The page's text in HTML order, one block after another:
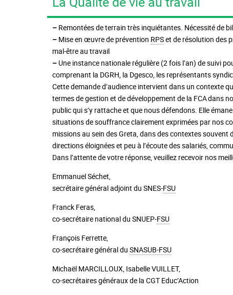
– Remontées de terrain très inquiétantes. Nécessité de
– Mise en œuvre de prévention RPSet de résolution des
mal-être au travail
– Une instance nationale régulière (2 fois l’an) de suivi
comprenant la DGRH, la Dgesco, les représentants
Cette demande d’audience intervient dans un contexte
termes de gestion et de développement de la FCA dans
public qui s’y rattache et que nous défendons. Elle
situations de souffrance clairement exprimées par nos
missions au sein des Greta, dans des contextes
directions éloignées et peu à l’écoute des salariés,
Dans l’attente de votre réponse, veuillez recevoir nos
Emmanuel Séchet,
secrétaire général adjoint du SNES-FSU
Franck Feras,
co-secrétaire national du SNUEP-FSU
François Ferrette,
co-secrétaire général du SNASUB-FSU
Michaël MARCILLOUX, Isabelle VUILLET,
co-secrétaires généraux de la CGT Educ’Action